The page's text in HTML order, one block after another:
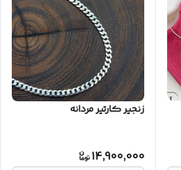
زنجیر کارتیر مردانه
14,900,000